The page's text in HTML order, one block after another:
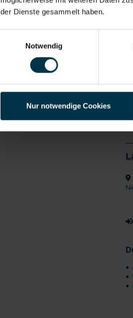
der Dienste gesammelt haben.
Notwendig
Nur notwendige Cookies